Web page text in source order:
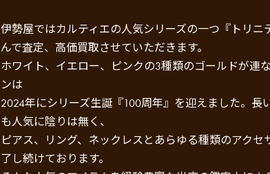
伊勢屋ではカルティエの人気シリーズの一つ『トリニ
んで査定、高価買取させていただきます。
ホワイト、イエロー、ピンクの3種類のゴールドが連
ンは
2024年にシリーズ生誕『100周年』を迎えました。長
も人気に陰りは無く、
ピアス、リング、ネックレスとあらゆる種類のアクセ
了し続けております。